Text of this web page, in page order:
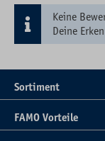
Keine
Deine
Sortiment
FAMO Vorteile